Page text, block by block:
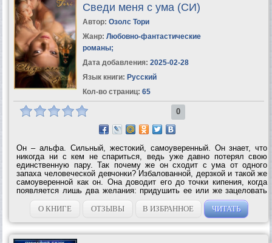
Сведи меня с ума (СИ)
Автор: Озолс Тори
Жанр: Любовно-фантастические
романы;
Дата добавления: 2025-02-28
Язык книги: Русский
Кол-во страниц: 65
0
Он – альфа. Сильный, жестокий, самоуверенный. Он знает, что
никогда ни с кем не спариться, ведь уже давно потерял свою
единственную пару. Так почему же он сходит с ума от одного
запаха человеческой девчонки? Избалованной, дерзкой и такой же
самоуверенной как он. Она доводит его до точки кипения, когда
появляется лишь два желания: придушить ее или же зацеловать
до смерти. Его волк кричит о своих правах на нее, требуя
отметить как свою...
О КНИГЕ ОТЗЫВЫ В ИЗБРАННОЕ ЧИТАТЬ